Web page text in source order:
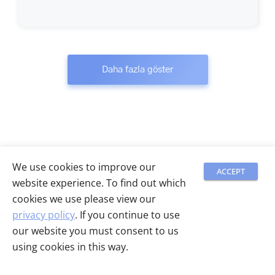
more customizable report. But at
the moment is looks very
Labrika will help you fix the errors by
guiding you. But who else wants a "done
for you" option? :-)
Daha fazla göster
Sizin için en uygun
We use cookies to improve our
website experience. To find out which
cookies we use please view our
privacy policy. If you continue to use
our website you must consent to us
using cookies in this way.
ACCEPT